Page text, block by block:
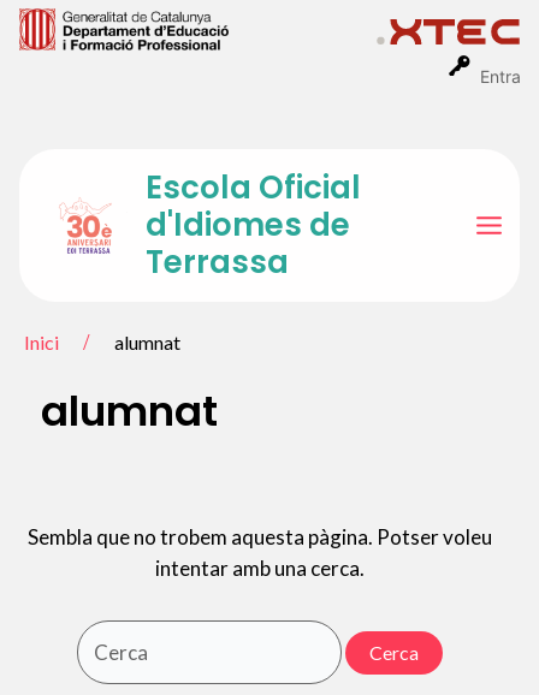
Entra
Vés
Escola Oficial
d'Idiomes de
Terrassa
Inici alumnat
alumnat
Sembla que no trobem aquesta pàgina. Potser voleu
intentar amb una cerca.
Cerca: